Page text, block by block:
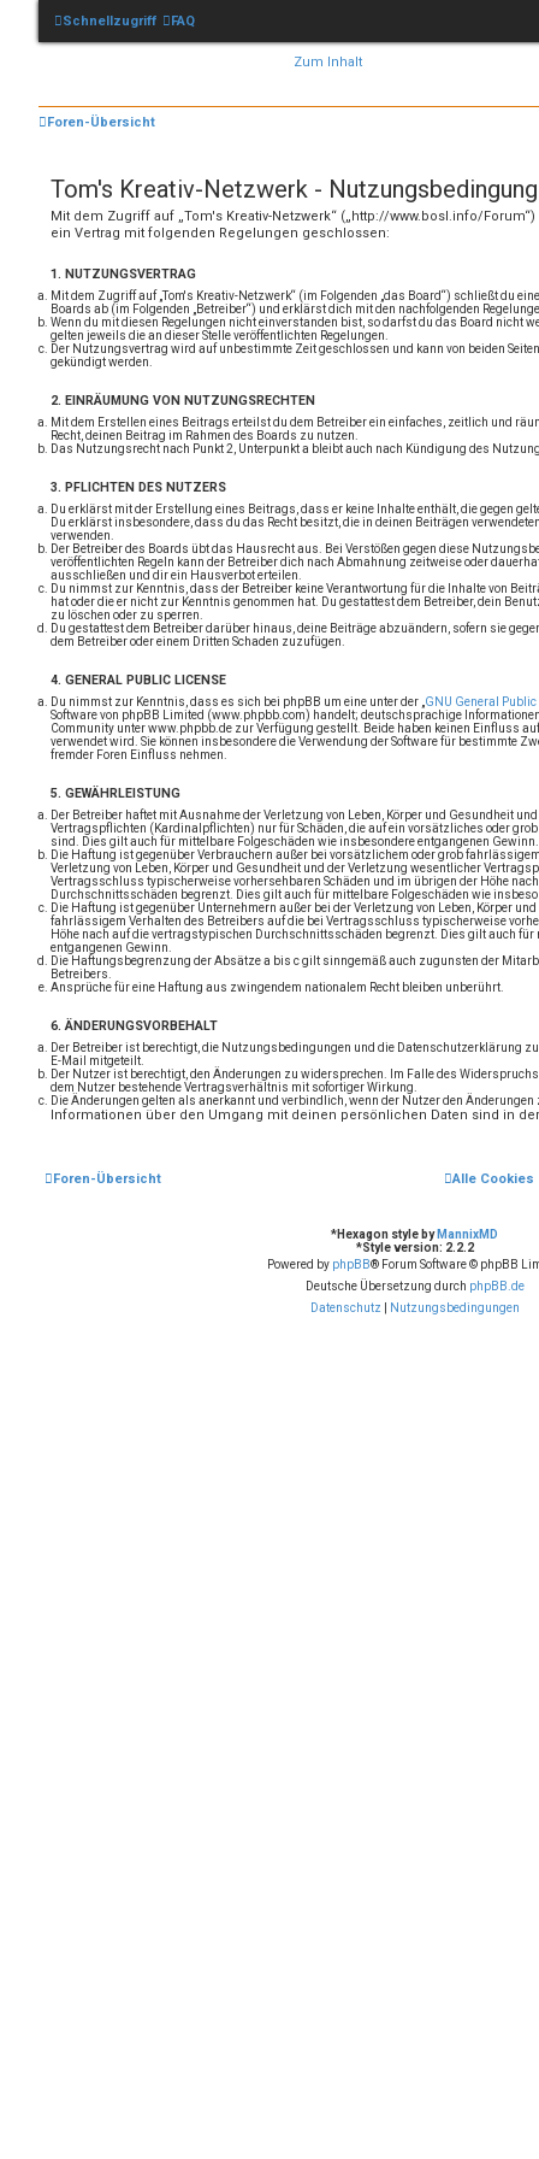
Schnellzugriff FAQ
Zum Inhalt
Foren-Übersicht
Tom's Kreativ-Netzwerk -
Mit dem Zugriff auf „Tom's Kreativ-Netzwerk“ („http://www.bosl.info/
ein Vertrag mit folgenden Regelungen geschlossen:
1. NUTZUNGSVERTRAG
Mit dem Zugriff auf „Tom's Kreativ-Netzwerk“ (im Folgenden „das Board“) schließt du
Boards ab (im Folgenden „Betreiber“) und erklärst dich mit den nachfolgenden
Wenn du mit diesen Regelungen nicht einverstanden bist, so darfst du das Board nicht
gelten jeweils die an dieser Stelle veröffentlichten Regelungen.
Der Nutzungsvertrag wird auf unbestimmte Zeit geschlossen und kann von beiden
gekündigt werden.
2. EINRÄUMUNG VON NUTZUNGSRECHTEN
Mit dem Erstellen eines Beitrags erteilst du dem Betreiber ein einfaches, zeitlich und
Recht, deinen Beitrag im Rahmen des Boards zu nutzen.
Das Nutzungsrecht nach Punkt 2, Unterpunkt a bleibt auch nach Kündigung des
3. PFLICHTEN DES NUTZERS
Du erklärst mit der Erstellung eines Beitrags, dass er keine Inhalte enthält, die gegen
Du erklärst insbesondere, dass du das Recht besitzt, die in deinen Beiträgen
verwenden.
Der Betreiber des Boards übt das Hausrecht aus. Bei Verstößen gegen diese
veröffentlichten Regeln kann der Betreiber dich nach Abmahnung zeitweise oder
ausschließen und dir ein Hausverbot erteilen.
Du nimmst zur Kenntnis, dass der Betreiber keine Verantwortung für die Inhalte von
hat oder die er nicht zur Kenntnis genommen hat. Du gestattest dem Betreiber, dein
zu löschen oder zu sperren.
Du gestattest dem Betreiber darüber hinaus, deine Beiträge abzuändern, sofern sie
dem Betreiber oder einem Dritten Schaden zuzufügen.
4. GENERAL PUBLIC LICENSE
Du nimmst zur Kenntnis, dass es sich bei phpBB um eine unter der „ GNU General
Software von phpBB Limited (www.phpbb.com) handelt; deutschsprachige
Community unter www.phpbb.de zur Verfügung gestellt. Beide haben keinen Einfluss
verwendet wird. Sie können insbesondere die Verwendung der Software für bestimmte
fremder Foren Einfluss nehmen.
5. GEWÄHRLEISTUNG
Der Betreiber haftet mit Ausnahme der Verletzung von Leben, Körper und Gesundheit
Vertragspflichten (Kardinalpflichten) nur für Schäden, die auf ein vorsätzliches oder
sind. Dies gilt auch für mittelbare Folgeschäden wie insbesondere entgangenen Gewinn.
Die Haftung ist gegenüber Verbrauchern außer bei vorsätzlichem oder grob
Verletzung von Leben, Körper und Gesundheit und der Verletzung wesentlicher
Vertragsschluss typischerweise vorhersehbaren Schäden und im übrigen der Höhe
Durchschnittsschäden begrenzt. Dies gilt auch für mittelbare Folgeschäden wie
Die Haftung ist gegenüber Unternehmern außer bei der Verletzung von Leben, Körper
fahrlässigem Verhalten des Betreibers auf die bei Vertragsschluss typischerweise
Höhe nach auf die vertragstypischen Durchschnittsschäden begrenzt. Dies gilt auch für
entgangenen Gewinn.
Die Haftungsbegrenzung der Absätze a bis c gilt sinngemäß auch zugunsten der
Betreibers.
Ansprüche für eine Haftung aus zwingendem nationalem Recht bleiben unberührt.
6. ÄNDERUNGSVORBEHALT
Der Betreiber ist berechtigt, die Nutzungsbedingungen und die Datenschutzerklärung
E-Mail mitgeteilt.
Der Nutzer ist berechtigt, den Änderungen zu widersprechen. Im Falle des
dem Nutzer bestehende Vertragsverhältnis mit sofortiger Wirkung.
Die Änderungen gelten als anerkannt und verbindlich, wenn der Nutzer den
Informationen über den Umgang mit deinen persönlichen Daten sind in
Foren-Übersicht Alle
*Hexagon style by MannixMD
*Style version: 2.2.2
Powered by phpBB® Forum Software © phpBB
Deutsche Übersetzung durch phpBB.de
Datenschutz
Nutzungsbedingungen